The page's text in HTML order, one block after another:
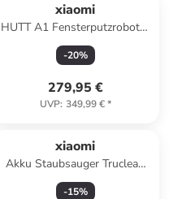
xiaomi
HUTT A1 Fensterputzroboter
EU
-20%
279,95 €
UVP: 349,99 €*
xiaomi
Akku Staubsauger Truclean
W20 in weiß
-15%